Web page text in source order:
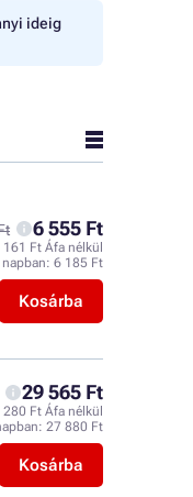
ideig
6 555 Ft
161 Ft Áfa nélkül
6 185 Ft
Kosárba
29 565 Ft
280 Ft Áfa nélkül
27 880 Ft
Kosárba